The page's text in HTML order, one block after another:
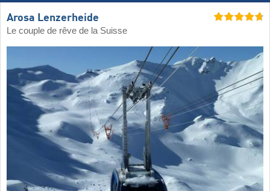
Arosa Lenzerheide
Le couple de rêve de la Suisse